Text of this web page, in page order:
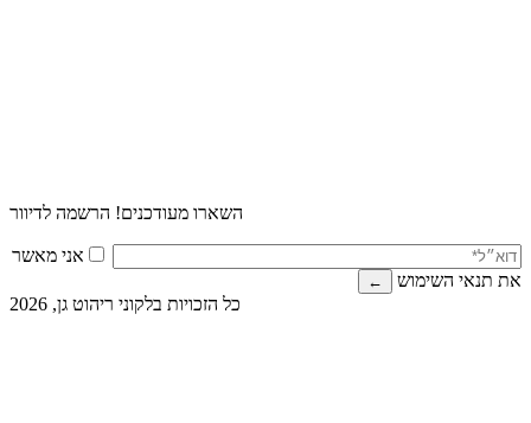
השארו מעודכנים! הרשמה לדיוור
אני מאשר
את תנאי השימוש
כל הזכויות בלקוני ריהוט גן, 2026